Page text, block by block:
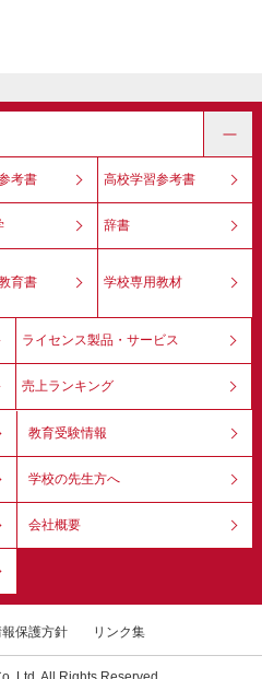
考書 高校学習参考書
辞書
育書 学校専用教材
ライセンス製品・サービス
売上ランキング
教育受験情報
学校の先生方へ
会社概要
保護方針 リンク集